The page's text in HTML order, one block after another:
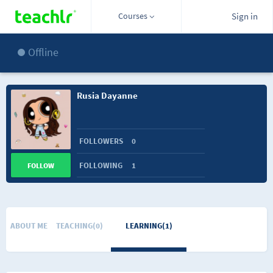
Courses Sign in
Offline
Rusia Dayanne
FOLLOWERS 0
FOLLOWING 1
FOLLOW
ABOUT ME TEACHING(0) LEARNING(1)